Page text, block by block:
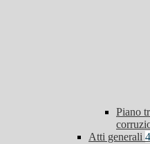
Piano
Atti generali